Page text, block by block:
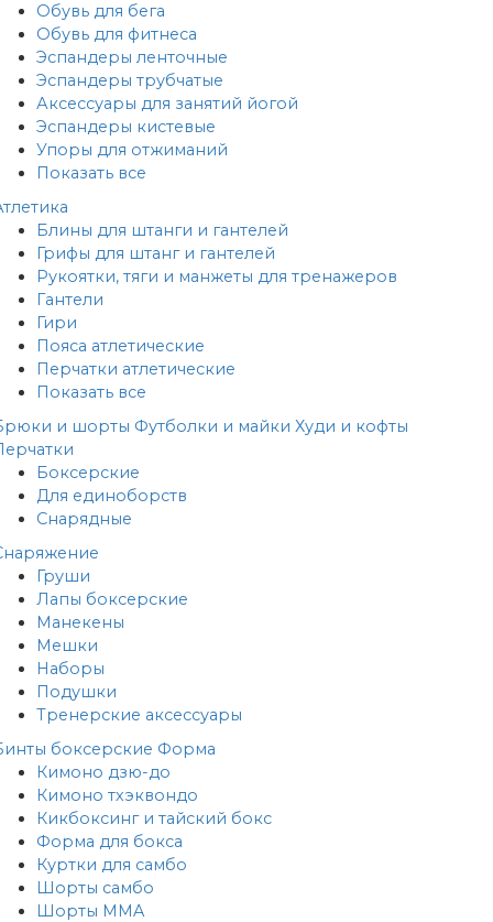
Обувь для бега
Обувь для фитнеса
Эспандеры ленточные
Эспандеры трубчатые
Аксессуары для занятий йогой
Эспандеры кистевые
Упоры для отжиманий
Показать все
Блины для штанги и гантелей
Грифы для штанг и гантелей
Рукоятки, тяги и манжеты для тренажеров
Гантели
Гири
Пояса атлетические
Перчатки атлетические
Показать все
и шорты Футболки и майки Худи и кофты
Боксерские
Для единоборств
Снарядные
Груши
Лапы боксерские
Манекены
Мешки
Наборы
Подушки
Тренерские аксессуары
боксерские Форма
Кимоно дзю-до
Кимоно тхэквондо
Кикбоксинг и тайский бокс
Форма для бокса
Куртки для самбо
Шорты самбо
Шорты MMA